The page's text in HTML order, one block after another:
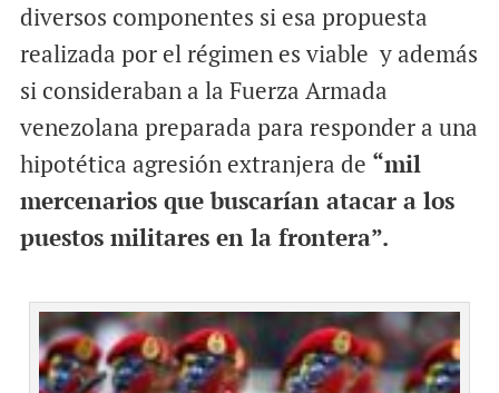
diversos componentes si esa propuesta
realizada por el régimen es viable y además
si consideraban a la Fuerza Armada
venezolana preparada para responder a una
hipotética agresión extranjera de “mil
mercenarios que buscarían atacar a los
puestos militares en la frontera”.